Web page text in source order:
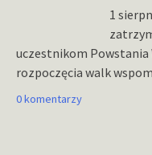
1
uczestnikom Powstania
rozpoczęcia walk
0 komentarzy